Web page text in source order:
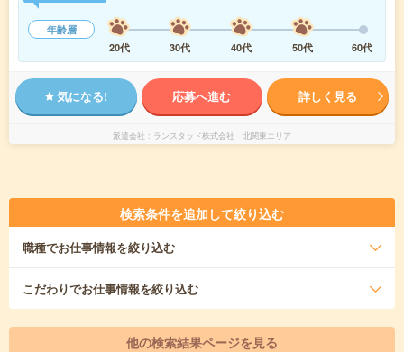
年齢層
20代
30代 40代 50代 60代
気になる! 応募へ進む 詳しく見る
派遣会社 ランスタッド株式会社 北関東エリア
検索条件を追加して絞り込む
職種でお仕事情報を絞り込む
こだわりでお仕事情報を絞り込む
他の検索結果ページを見る